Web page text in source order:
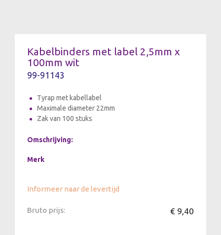
Kabelbinders met label 2,5mm x
100mm wit
99-91143
Tyrap met kabellabel
Maximale diameter 22mm
Zak van 100 stuks
Omschrijving:
Merk
Informeer naar de levertijd
Bruto prijs: € 9,40